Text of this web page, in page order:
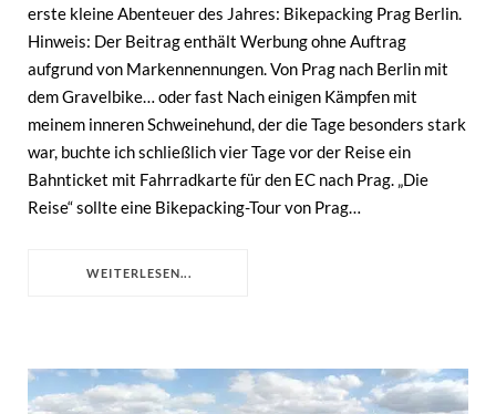
erste kleine Abenteuer des Jahres: Bikepacking Prag Berlin.
Hinweis: Der Beitrag enthält Werbung ohne Auftrag
aufgrund von Markennennungen. Von Prag nach Berlin mit
dem Gravelbike… oder fast Nach einigen Kämpfen mit
meinem inneren Schweinehund, der die Tage besonders stark
war, buchte ich schließlich vier Tage vor der Reise ein
Bahnticket mit Fahrradkarte für den EC nach Prag. „Die
Reise“ sollte eine Bikepacking-Tour von Prag…
WEITERLESEN...